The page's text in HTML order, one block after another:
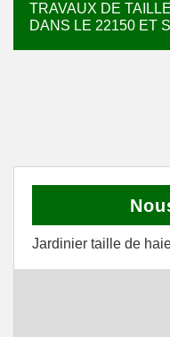
TRAVAUX DE
DANS LE 22150 ET
Jardinier taille de